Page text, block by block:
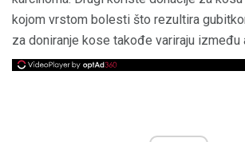
kojom vrstom bolesti što rezultira
za doniranje kose takođe variraju između